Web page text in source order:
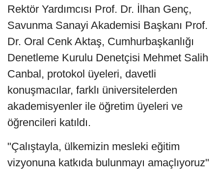
Rektör Yardımcısı Prof. Dr. İlhan Genç,
Savunma Sanayi Akademisi Başkanı Prof.
Dr. Oral Cenk Aktaş, Cumhurbaşkanlığı
Denetleme Kurulu Denetçisi Mehmet Salih
Canbal, protokol üyeleri, davetli
konuşmacılar, farklı üniversitelerden
akademisyenler ile öğretim üyeleri ve
öğrencileri katıldı.
"Çalıştayla, ülkemizin mesleki eğitim
vizyonuna katkıda bulunmayı amaçlıyoruz"